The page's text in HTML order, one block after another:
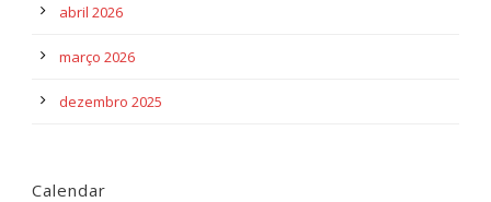
abril 2026
março 2026
dezembro 2025
Calendar